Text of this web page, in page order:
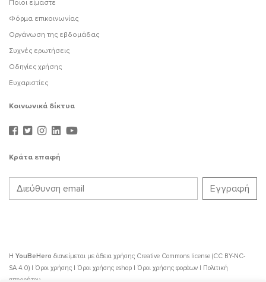
Ποιοι είμαστε
Φόρμα επικοινωνίας
Οργάνωση της εβδομάδας
Συχνές ερωτήσεις
Οδηγίες χρήσης
Ευχαριστίες
Κοινωνικά δίκτυα
Κράτα επαφή
Η YouBeHero διανείμεται με άδεια χρήσης Creative Commons license (CC BY-NC-
SA 4.0)
Όροι χρήσης Όροι χρήσης eshop Όροι χρήσης φορέων
Πολιτική
απορρήτου